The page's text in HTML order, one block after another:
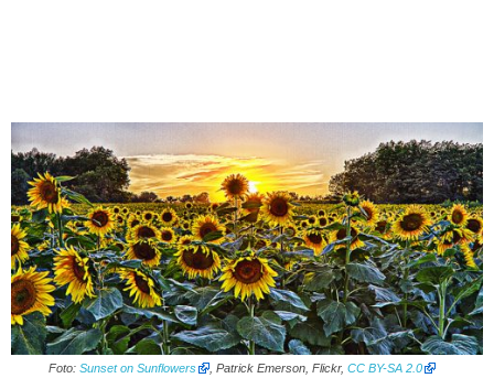
Foto: Sunset on Sunflowers , Patrick Emerson, Flickr, CC BY-SA 2.0